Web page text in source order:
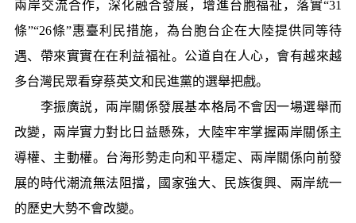
兩岸交流合作，深化融合發展，增進台胞福祉，落實“31
條”“26條”惠臺利民措施，為台胞台企在大陸提供同等待
遇、帶來實實在在利益福祉。公道自在人心，會有越來越
多台灣民眾看穿蔡英文和民進黨的選舉把戲。
李振廣説，兩岸關係發展基本格局不會因一場選舉而
改變，兩岸實力對比日益懸殊，大陸牢牢掌握兩岸關係主
導權、主動權。台海形勢走向和平穩定、兩岸關係向前發
展的時代潮流無法阻擋，國家強大、民族復興、兩岸統一
的歷史大勢不會改變。